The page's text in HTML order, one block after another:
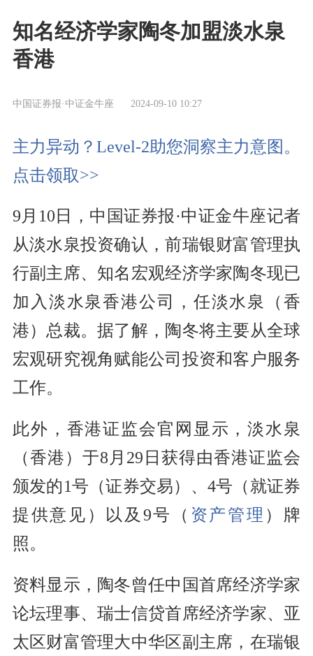
知名经济学家陶冬加盟淡水泉
香港
中国证券报·中证金牛座 2024-09-10 10:27
主力异动？Level-2助您洞察主力意图。
点击领取>>
9月10日，中国证券报·中证金牛座记者
从淡水泉投资确认，前瑞银财富管理执
行副主席、知名宏观经济学家陶冬现已
加入淡水泉香港公司，任淡水泉（香
港）总裁。据了解，陶冬将主要从全球
宏观研究视角赋能公司投资和客户服务
工作。
此外，香港证监会官网显示，淡水泉
（香港）于8月29日获得由香港证监会
颁发的1号（证券交易）、4号（就证券
提供意见）以及9号（ 资产管理 ）牌
照。
资料显示，陶冬曾任中国首席经济学家
论坛理事、瑞士信贷首席经济学家、亚
太区财富管理大中华区副主席，在瑞银